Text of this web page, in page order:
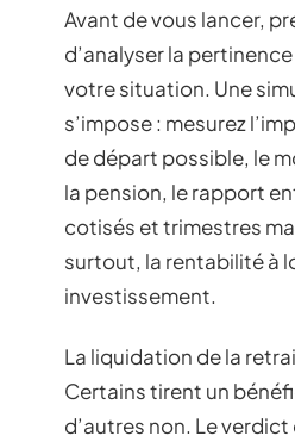
Avant de vous lancer,
d’analyser la
votre situation. Une
s’impose : mesurez
de départ possible, le
la pension, le rapport
cotisés et trimestres
surtout, la rentabilité à
investissement.
La liquidation de la
Certains tirent un
d’autres non. Le